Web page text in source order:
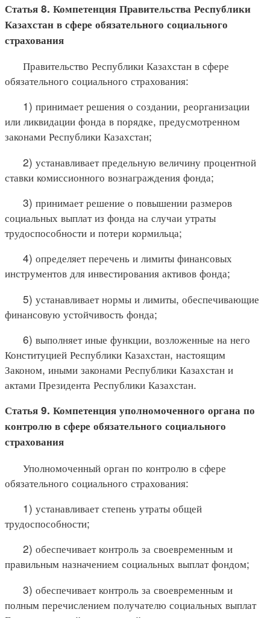
Статья 8. Компетенция Правительства Республики
Казахстан в сфере обязательного социального
страхования
Правительство Республики Казахстан в сфере
обязательного социального страхования:
1) принимает решения о создании, реорганизации
или ликвидации фонда в порядке, предусмотренном
законами Республики Казахстан;
2) устанавливает предельную величину процентной
ставки комиссионного вознаграждения фонда;
3) принимает решение о повышении размеров
социальных выплат из фонда на случаи утраты
трудоспособности и потери кормильца;
4) определяет перечень и лимиты финансовых
инструментов для инвестирования активов фонда;
5) устанавливает нормы и лимиты, обеспечивающие
финансовую устойчивость фонда;
6) выполняет иные функции, возложенные на него
Конституцией Республики Казахстан, настоящим
Законом, иными законами Республики Казахстан и
актами Президента Республики Казахстан.
Статья 9. Компетенция уполномоченного органа по
контролю в сфере обязательного социального
страхования
Уполномоченный орган по контролю в сфере
обязательного социального страхования:
1) устанавливает степень утраты общей
трудоспособности;
2) обеспечивает контроль за своевременным и
правильным назначением социальных выплат фондом;
3) обеспечивает контроль за своевременным и
полным перечислением получателю социальных выплат